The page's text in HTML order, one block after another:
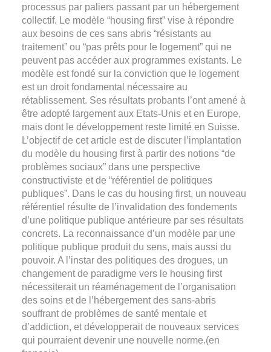
processus par paliers passant par un hébergement
collectif. Le modèle “housing first” vise à répondre
aux besoins de ces sans abris “résistants au
traitement” ou “pas prêts pour le logement” qui ne
peuvent pas accéder aux programmes existants. Le
modèle est fondé sur la conviction que le logement
est un droit fondamental nécessaire au
rétablissement. Ses résultats probants l’ont amené à
être adopté largement aux Etats-Unis et en Europe,
mais dont le développement reste limité en Suisse.
L’objectif de cet article est de discuter l’implantation
du modèle du housing first à partir des notions “de
problèmes sociaux” dans une perspective
constructiviste et de “référentiel de politiques
publiques”. Dans le cas du housing first, un nouveau
référentiel résulte de l’invalidation des fondements
d’une politique publique antérieure par ses résultats
concrets. La reconnaissance d’un modèle par une
politique publique produit du sens, mais aussi du
pouvoir. A l’instar des politiques des drogues, un
changement de paradigme vers le housing first
nécessiterait un réaménagement de l’organisation
des soins et de l’hébergement des sans-abris
souffrant de problèmes de santé mentale et
d’addiction, et développerait de nouveaux services
qui pourraient devenir une nouvelle norme.(en